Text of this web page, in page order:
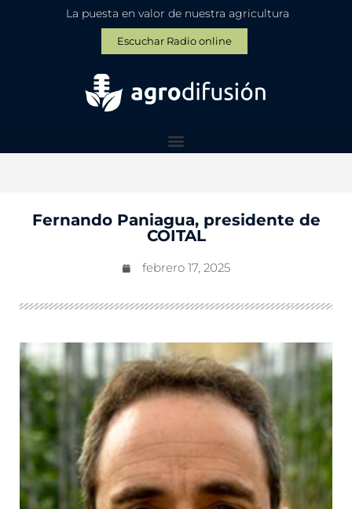
La puesta en valor de nuestra agricultura
Escuchar Radio online
Fernando Paniagua, presidente de
COITAL
febrero 17, 2025